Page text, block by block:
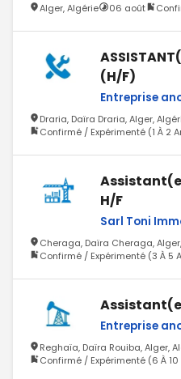
Alger, Algérie 06 août
(H/F)
Entreprise
Draria, Daïra Draria, Alger,
Confirmé / Expérimenté (1 À 2
H/F
Sarl Toni
Cheraga, Daïra Cheraga,
Confirmé / Expérimenté (3 À 5
Entreprise
Reghaïa, Daïra Rouiba, Alger,
Confirmé / Expérimenté (6 À 10